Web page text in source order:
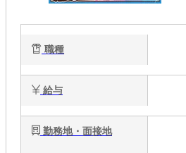
職種
給与
勤務地・面接地